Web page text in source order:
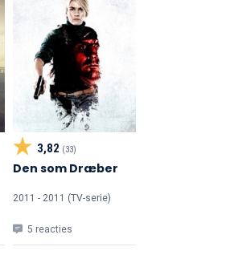
3,82 (33)
Den som Dræber
2011 - 2011 (TV-serie)
5 reacties